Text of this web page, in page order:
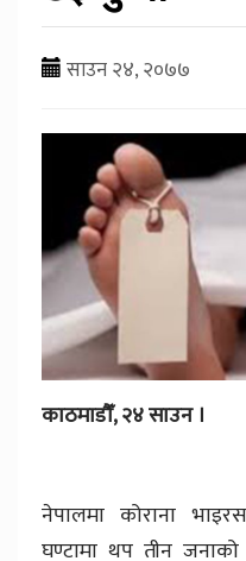
साउन २४, २०७७
काठमाडौँ, २४ साउन ।
नेपालमा कोराना
घण्टामा थप तीन